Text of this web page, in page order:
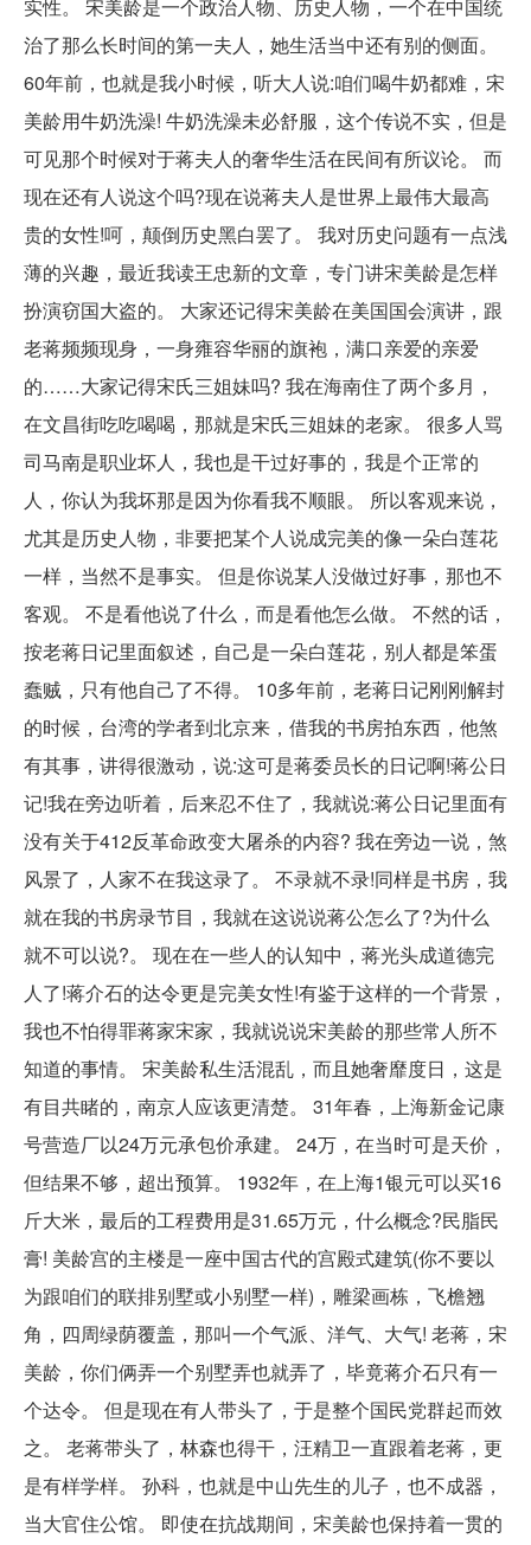
实性。 宋美龄是一个政治人物、历史人物，一个在中国统
治了那么长时间的第一夫人，她生活当中还有别的侧面。
60年前，也就是我小时候，听大人说:咱们喝牛奶都难，宋
美龄用牛奶洗澡! 牛奶洗澡未必舒服，这个传说不实，但是
可见那个时候对于蒋夫人的奢华生活在民间有所议论。 而
现在还有人说这个吗?现在说蒋夫人是世界上最伟大最高
贵的女性!呵，颠倒历史黑白罢了。 我对历史问题有一点浅
薄的兴趣，最近我读王忠新的文章，专门讲宋美龄是怎样
扮演窃国大盗的。 大家还记得宋美龄在美国国会演讲，跟
老蒋频频现身，一身雍容华丽的旗袍，满口亲爱的亲爱
的……大家记得宋氏三姐妹吗? 我在海南住了两个多月，
在文昌街吃吃喝喝，那就是宋氏三姐妹的老家。 很多人骂
司马南是职业坏人，我也是干过好事的，我是个正常的
人，你认为我坏那是因为你看我不顺眼。 所以客观来说，
尤其是历史人物，非要把某个人说成完美的像一朵白莲花
一样，当然不是事实。 但是你说某人没做过好事，那也不
客观。 不是看他说了什么，而是看他怎么做。 不然的话，
按老蒋日记里面叙述，自己是一朵白莲花，别人都是笨蛋
蠢贼，只有他自己了不得。 10多年前，老蒋日记刚刚解封
的时候，台湾的学者到北京来，借我的书房拍东西，他煞
有其事，讲得很激动，说:这可是蒋委员长的日记啊!蒋公日
记!我在旁边听着，后来忍不住了，我就说:蒋公日记里面有
没有关于412反革命政变大屠杀的内容? 我在旁边一说，煞
风景了，人家不在我这录了。 不录就不录!同样是书房，我
就在我的书房录节目，我就在这说说蒋公怎么了?为什么
就不可以说?。 现在在一些人的认知中，蒋光头成道德完
人了!蒋介石的达令更是完美女性!有鉴于这样的一个背景，
我也不怕得罪蒋家宋家，我就说说宋美龄的那些常人所不
知道的事情。 宋美龄私生活混乱，而且她奢靡度日，这是
有目共睹的，南京人应该更清楚。 31年春，上海新金记康
号营造厂以24万元承包价承建。 24万，在当时可是天价，
但结果不够，超出预算。 1932年，在上海1银元可以买16
斤大米，最后的工程费用是31.65万元，什么概念?民脂民
膏! 美龄宫的主楼是一座中国古代的宫殿式建筑(你不要以
为跟咱们的联排别墅或小别墅一样)，雕梁画栋，飞檐翘
角，四周绿荫覆盖，那叫一个气派、洋气、大气! 老蒋，宋
美龄，你们俩弄一个别墅弄也就弄了，毕竟蒋介石只有一
个达令。 但是现在有人带头了，于是整个国民党群起而效
之。 老蒋带头了，林森也得干，汪精卫一直跟着老蒋，更
是有样学样。 孙科，也就是中山先生的儿子，也不成器，
当大官住公馆。 即使在抗战期间，宋美龄也保持着一贯的